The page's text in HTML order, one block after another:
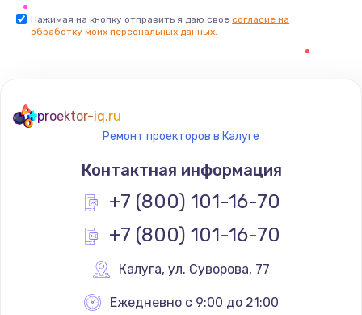
Нажимая на кнопку отправить я даю свое согласие на
обработку моих персональных данных.
proektor-iq.ru
Ремонт проекторов в Калуге
Контактная информация
+7 (800) 101-16-70
+7 (800) 101-16-70
Калуга, ул. Суворова, 77
Ежедневно с 9:00 до 21:00